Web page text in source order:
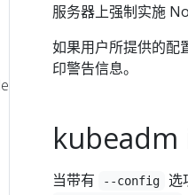
服务器上强制实施
如果用户所提供的配
印警告信息。
kubeadm
当带有 --config 选